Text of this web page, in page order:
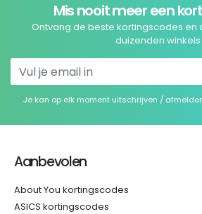
Mis nooit meer een
Ontvang de beste kortingscodes en
duizenden winkels
Je kan op elk moment uitschrijven /
Aanbevolen
About You kortingscodes
ASICS kortingscodes